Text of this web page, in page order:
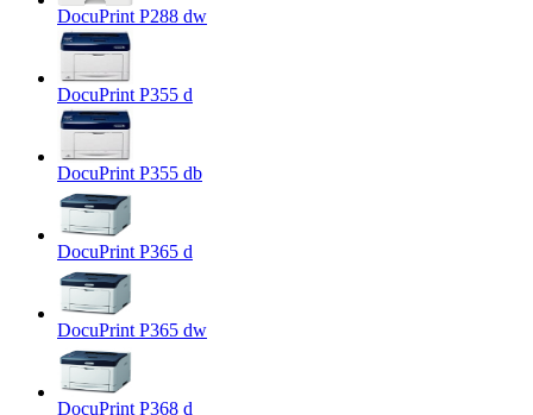
DocuPrint P288 dw
DocuPrint P355 d
DocuPrint P355 db
DocuPrint P365 d
DocuPrint P365 dw
DocuPrint P368 d